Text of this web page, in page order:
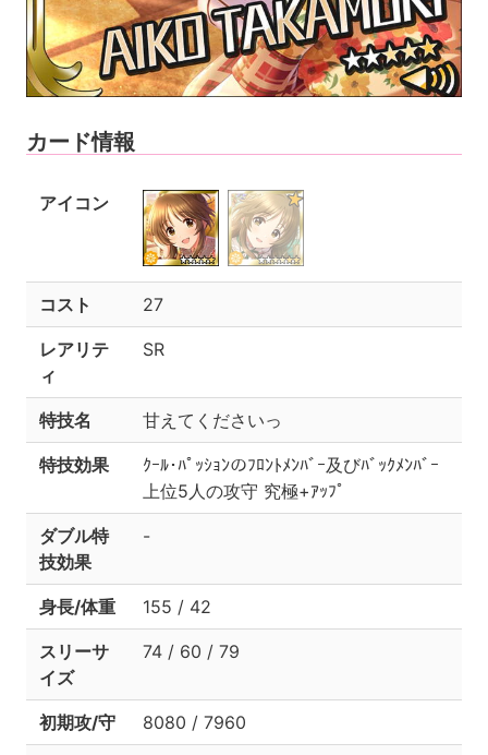
カード情報
アイコン
コスト 27
レアリテ
ィ
SR
特技名 甘えてくださいっ
特技効果
ｸｰﾙ･ﾊﾟｯｼｮﾝのﾌﾛﾝﾄﾒﾝﾊﾞｰ及びﾊﾞｯｸﾒﾝﾊﾞｰ
上位5人の攻守 究極+ｱｯﾌﾟ
ダブル特
技効果
-
身長/体重 155 / 42
スリーサ
イズ
74 / 60 / 79
初期攻/守 8080 / 7960